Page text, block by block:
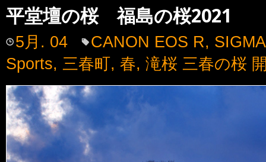
平堂壇の桜 福島の桜2021
5月. 04 CANON EOS R,
Sports, 三春町, 春, 滝桜 三春の桜